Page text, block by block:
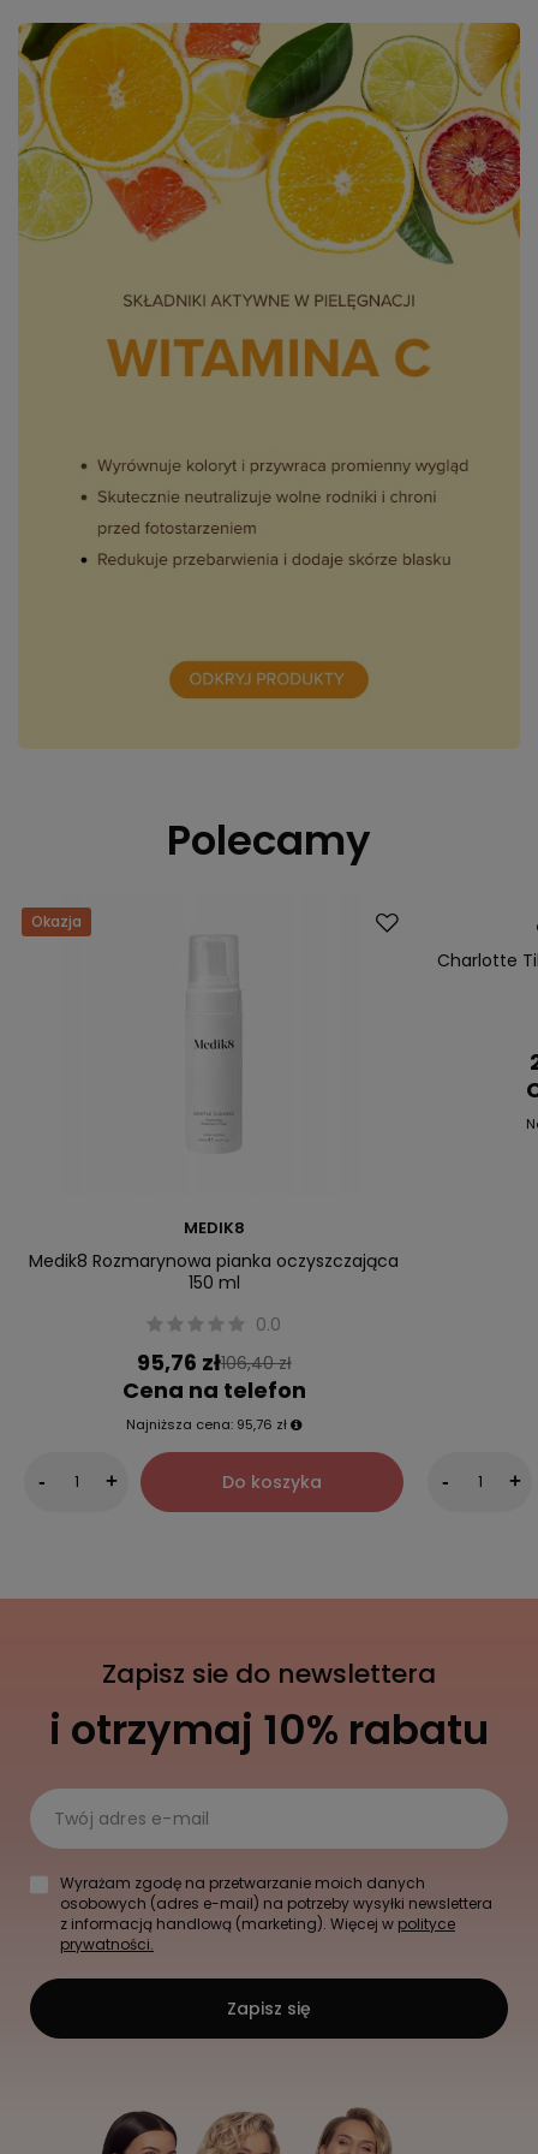
Polecamy
Okazja
MEDIK8
Medik8 Rozmarynowa pianka oczyszczająca
150 ml
0.0
95,76 zł106,40 zł
Cena na telefon
Najniższa cena: 95,76 zł
- + Do koszyka
Okazja
Dostawa za 0
Charlotte
- +
Zapisz sie do newslettera
i otrzymaj 10% rabatu
Twój adres e-mail
Wyrażam zgodę na przetwarzanie moich danych
osobowych (adres e-mail) na potrzeby wysyłki newslettera
z informacją handlową (marketing). Więcej w polityce
prywatności.
Zapisz się